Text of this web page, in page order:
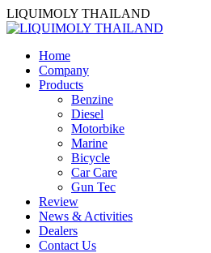
Skip
to
LIQUIMOLY THAILAND
Home
Company
Products
Benzine
Diesel
Motorbike
Marine
Bicycle
Car Care
Gun Tec
Review
News & Activities
Dealers
Contact Us